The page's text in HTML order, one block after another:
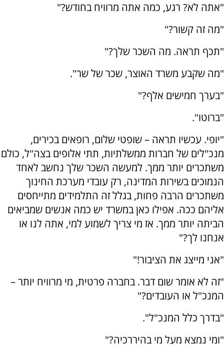
"אתה לא? רגע, כמה אתה מרוויח בחודש?"
"מה זה קשור?"
"תכף תראה. מה השכר שלך?"
"מה שקבע משרד האוצר, שכר של שר".
"בערך חמישים אלף?"
"ברוטו".
"יופי. עכשיו תראה – שופטי שלום, רופאים בכירים,
מנכ"לים של חברות ממשלתיות, תתי אלופים בצה"ל, כולם
משתכרים יותר ממך. למעשה השכר שלך נחשב לאחד
הנמוכים בשירות המדינה, רק עובדי מערכת החינוך
משתכרים הרבה פחות, בגלל זה התלמידים מתייחסים
אליהם ככה. אפילו כאן במשרד יש כמה אנשים שמביאים
הביתה יותר ממך. אז מי צריך לשמוע למי, אתה לנו או
אנחנו לך?"
"אני מייצג את הציבור!"
"זה לא אומר שום דבר. בחברה פרטית, מי מרוויח יותר –
המנכ"ל או העובדים?"
"בדרך כלל המנכ"ל".
"ומי נמצא מעל מי בהיררכיה?"